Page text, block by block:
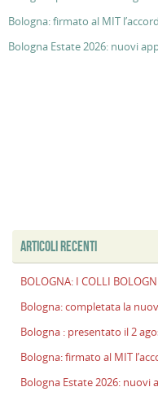
Bologna: firmato al MIT
Bologna Estate 2026: nuovi
ARTICOLI RECENTI
BOLOGNA: I COLLI
Bologna: completata la
Bologna : presentato il 2
Bologna: firmato al MIT
Bologna Estate 2026: